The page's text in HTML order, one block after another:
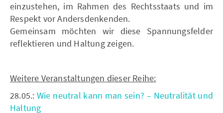
einzustehen, im Rahmen des Rechtsstaats und im
Respekt vor Andersdenkenden.
Gemeinsam möchten wir diese Spannungsfelder
reflektieren und Haltung zeigen.
Weitere Veranstaltungen dieser Reihe:
28.05.:Wie neutral kann man sein? – Neutralität und
Haltung